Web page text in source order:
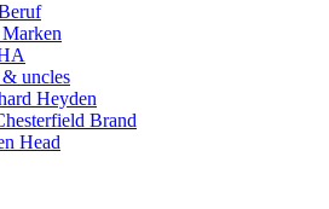
& uncles
Heyden
Brand
Head